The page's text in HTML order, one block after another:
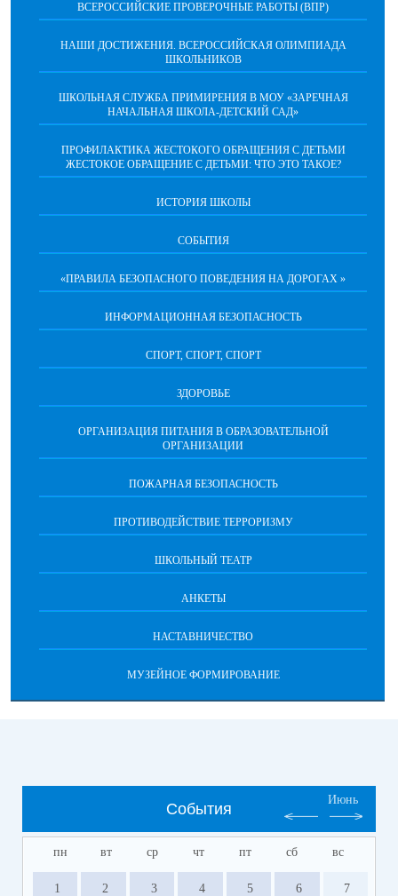
ВСЕРОССИЙСКИЕ ПРОВЕРОЧНЫЕ РАБОТЫ (ВПР)
НАШИ ДОСТИЖЕНИЯ. ВСЕРОССИЙСКАЯ ОЛИМПИАДА
ШКОЛЬНИКОВ
ШКОЛЬНАЯ СЛУЖБА ПРИМИРЕНИЯ В МОУ «ЗАРЕЧНАЯ
НАЧАЛЬНАЯ ШКОЛА-ДЕТСКИЙ САД»
ПРОФИЛАКТИКА ЖЕСТОКОГО ОБРАЩЕНИЯ С ДЕТЬМИ
ЖЕСТОКОЕ ОБРАЩЕНИЕ С ДЕТЬМИ: ЧТО ЭТО ТАКОЕ?
ИСТОРИЯ ШКОЛЫ
СОБЫТИЯ
«ПРАВИЛА БЕЗОПАСНОГО ПОВЕДЕНИЯ НА ДОРОГАХ »
ИНФОРМАЦИОННАЯ БЕЗОПАСНОСТЬ
СПОРТ, СПОРТ, СПОРТ
ЗДОРОВЬЕ
ОРГАНИЗАЦИЯ ПИТАНИЯ В ОБРАЗОВАТЕЛЬНОЙ
ОРГАНИЗАЦИИ
ПОЖАРНАЯ БЕЗОПАСНОСТЬ
ПРОТИВОДЕЙСТВИЕ ТЕРРОРИЗМУ
ШКОЛЬНЫЙ ТЕАТР
АНКЕТЫ
НАСТАВНИЧЕСТВО
МУЗЕЙНОЕ ФОРМИРОВАНИЕ
События
Июнь
пн вт ср чт пт сб вс
1 2 3 4 5 6 7